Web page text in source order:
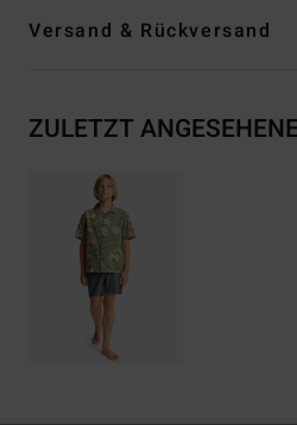
Versand & Rückversand
ZULETZT